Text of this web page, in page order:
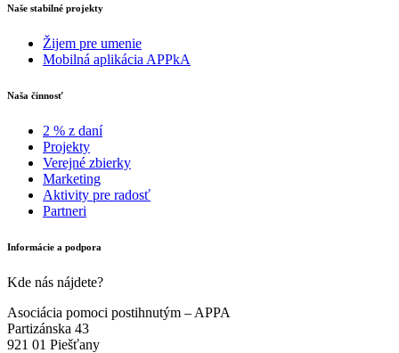
Naše stabilné projekty
Žijem pre umenie
Mobilná aplikácia APPkA
Naša činnosť
2 % z daní
Projekty
Verejné zbierky
Marketing
Aktivity pre radosť
Partneri
Informácie a podpora
Kde nás nájdete?
Asociácia pomoci postihnutým – APPA
Partizánska 43
921 01 Piešťany